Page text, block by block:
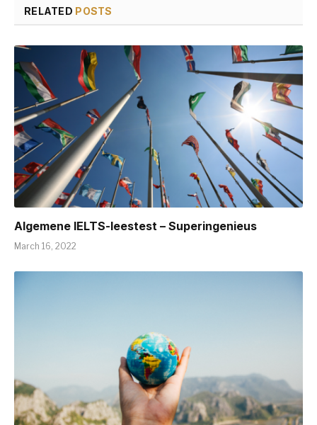
RELATED POSTS
Algemene IELTS-leestest – Superingenieus
March 16, 2022